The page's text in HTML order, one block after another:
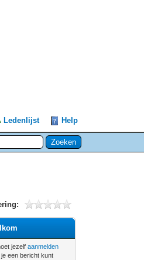
Ledenlijst Help
jezelfaanmelden
een bericht kunt